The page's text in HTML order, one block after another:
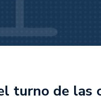
turno de las